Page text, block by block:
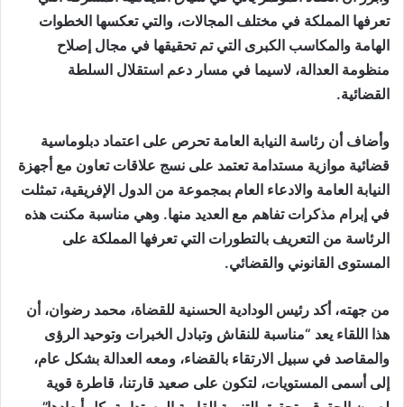
تعرفها المملكة في مختلف المجالات، والتي تعكسها الخطوات
الهامة والمكاسب الكبرى التي تم تحقيقها في مجال إصلاح
منظومة العدالة، لاسيما في مسار دعم استقلال السلطة
القضائية.
وأضاف أن رئاسة النيابة العامة تحرص على اعتماد دبلوماسية
قضائية موازية مستدامة تعتمد على نسج علاقات تعاون مع أجهزة
النيابة العامة والادعاء العام بمجموعة من الدول الإفريقية، تمثلت
في إبرام مذكرات تفاهم مع العديد منها. وهي مناسبة مكنت هذه
الرئاسة من التعريف بالتطورات التي تعرفها المملكة على
المستوى القانوني والقضائي.
من جهته، أكد رئيس الودادية الحسنية للقضاة، محمد رضوان، أن
هذا اللقاء يعد “مناسبة للنقاش وتبادل الخبرات وتوحيد الرؤى
والمقاصد في سبيل الارتقاء بالقضاء، ومعه العدالة بشكل عام،
إلى أسمى المستويات، لتكون على صعيد قارتنا، قاطرة قوية